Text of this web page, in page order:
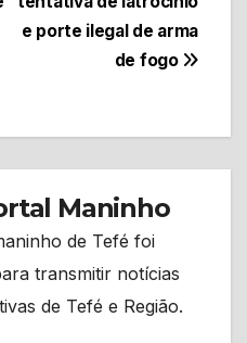
e porte ilegal de arma
de fogo
Maninho
de Tefé foi
transmitir notícias
de Tefé e Região.